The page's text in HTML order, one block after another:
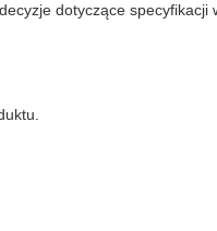
dotyczące specyfikacji